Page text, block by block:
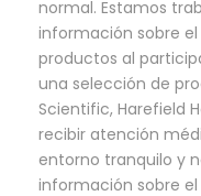
normal. Estamos
información sobre
productos al
una selección de
Scientific, Harefield
recibir atención
entorno tranquilo y
información sobre